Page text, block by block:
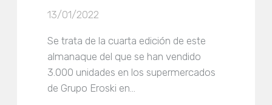
13/01/2022
Se trata de la cuarta edición de este
almanaque del que se han vendido
3.000 unidades en los supermercados
de Grupo Eroski en…